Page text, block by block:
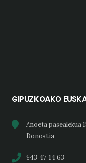
GIPUZKOAKO
Anoeta pasealekua
Donostia
943 47 14 63